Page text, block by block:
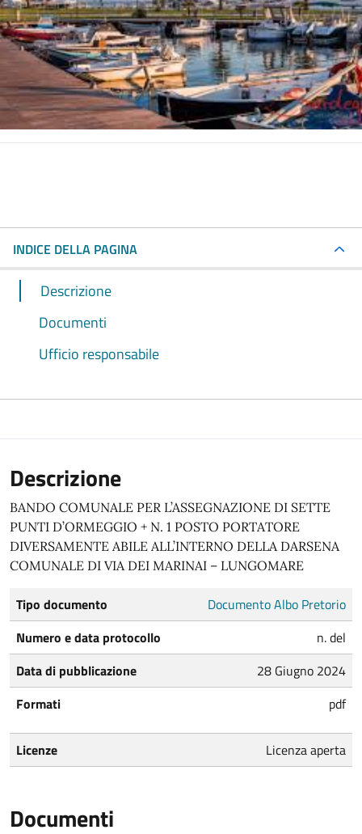
INDICE DELLA PAGINA
Descrizione
Documenti
Ufficio responsabile
Descrizione
BANDO COMUNALE PER L’ASSEGNAZIONE DI SETTE
PUNTI D’ORMEGGIO + N. 1 POSTO PORTATORE
DIVERSAMENTE ABILE ALL’INTERNO DELLA DARSENA
COMUNALE DI VIA DEI MARINAI – LUNGOMARE
Tipo documento
Documento Albo Pretorio
Numero e data protocollo
n. del
Data di pubblicazione
28 Giugno 2024
Formati
pdf
Licenze Licenza aperta
Documenti